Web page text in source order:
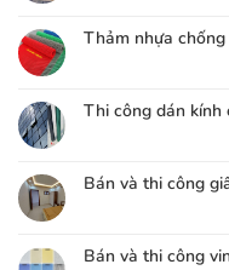
Thảm nhựa
Thi công dán kính
Bán và thi công
Bán và thi công